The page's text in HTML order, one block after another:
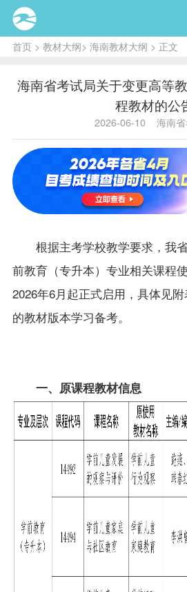
首页> 教材大纲> 海南教材大纲 > 正文
海南省考试局关于变更高等
程教材的公
2026-06-10 海南
根据主考学校教学要求， 我
前教育（专升本） 专业相关课程
2026年6月起正式启用 ， 具体见附
的教材版本学习备考。
一、原课程教材信息